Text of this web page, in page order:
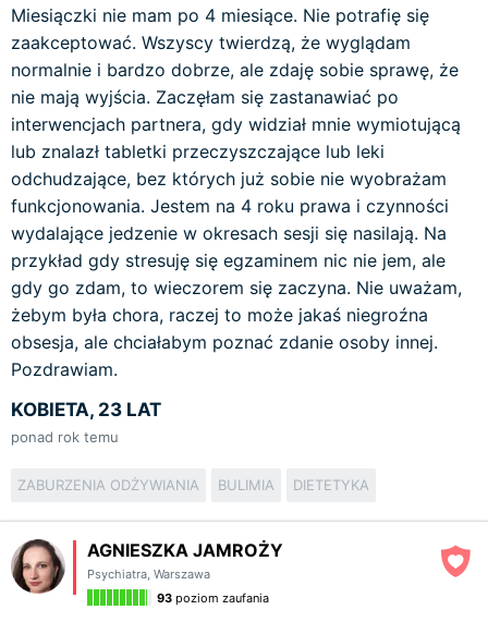
Miesiączki nie mam po 4 miesiące. Nie potrafię się
zaakceptować. Wszyscy twierdzą, że wyglądam
normalnie i bardzo dobrze, ale zdaję sobie sprawę, że
nie mają wyjścia. Zaczęłam się zastanawiać po
interwencjach partnera, gdy widział mnie wymiotującą
lub znalazł tabletki przeczyszczające lub leki
odchudzające, bez których już sobie nie wyobrażam
funkcjonowania. Jestem na 4 roku prawa i czynności
wydalające jedzenie w okresach sesji się nasilają. Na
przykład gdy stresuję się egzaminem nic nie jem, ale
gdy go zdam, to wieczorem się zaczyna. Nie uważam,
żebym była chora, raczej to może jakaś niegroźna
obsesja, ale chciałabym poznać zdanie osoby innej.
Pozdrawiam.
KOBIETA, 23 LAT
ponad rok temu
ZABURZENIA ODŻYWIANIA BULIMIA DIETETYKA
AGNIESZKA JAMROŻY
Psychiatra, Warszawa
93 poziom zaufania